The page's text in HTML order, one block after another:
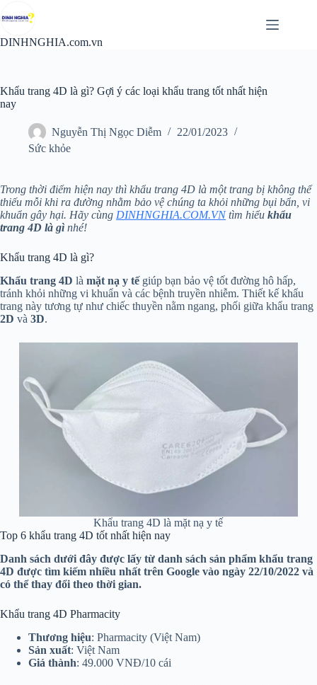
đến
nội
DINHNGHIA.com.vn
Khẩu trang 4D là gì? Gợi ý các loại khẩu trang tốt nhất hiện
nay
Nguyễn Thị Ngọc Diễm
22/01/2023
Sức khỏe
Trong thời điểm hiện nay thì khẩu trang 4D là một trang bị không thể
thiếu mỗi khi ra đường nhằm bảo vệ chúng ta khỏi những bụi bẩn, vi
khuẩn gây hại. Hãy cùng DINHNGHIA.COM.VNtìm hiểu khẩu
trang 4D là gì nhé!
Khẩu trang 4D là gì?
Khẩu trang 4D là mặt nạ y tếgiúp bạn bảo vệ tốt đường hô hấp,
tránh khỏi những vi khuẩn và các bệnh truyền nhiễm. Thiết kế khẩu
trang này tương tự như chiếc thuyền nằm ngang, phối giữa khẩu trang
2D và 3D.
Khẩu trang 4D là mặt nạ y tế
Top 6 khẩu trang 4D tốt nhất hiện nay
Danh sách dưới đây được lấy từ danh sách sản phẩm khẩu trang
4D được tìm kiếm nhiều nhất trên Google vào ngày 22/10/2022 và
có thể thay đổi theo thời gian.
Khẩu trang 4D Pharmacity
Thương hiệu: Pharmacity (Việt Nam)
Sản xuất: Việt Nam
Giá thành: 49.000 VNĐ/10 cái